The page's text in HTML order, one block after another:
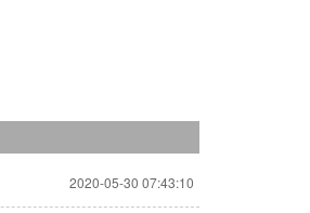
2020-05-30 07:43:10